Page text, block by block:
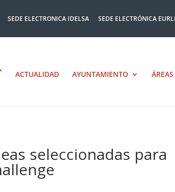
SEDE ELECTRONICA IDELSA
SEDE ELECTRÓNICA
ACTUALIDAD AYUNTAMIENTO
seleccionadas para